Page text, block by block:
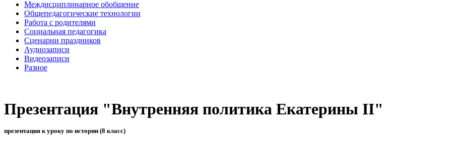
Междисциплинарное обобщение
Общепедагогические технологии
Работа с родителями
Социальная педагогика
Сценарии праздников
Аудиозаписи
Видеозаписи
Разное
Презентация "Внутренняя политика Екатерины II"
презентация к уроку по истории (8 класс)